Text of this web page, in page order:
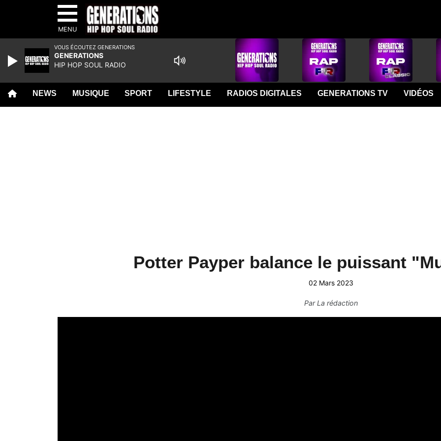
MENU
NEWS MUSIQUE SPORT LIFESTYLE RADIOS DIGITALES GENERATIONS TV VIDÉOS
Potter Payper balance le puissant
02 Mars 2023
ParLa rédaction
VOUS ÉCOUTEZ GENERATIONS
GENERATIONS
HIP HOP SOUL RADIO